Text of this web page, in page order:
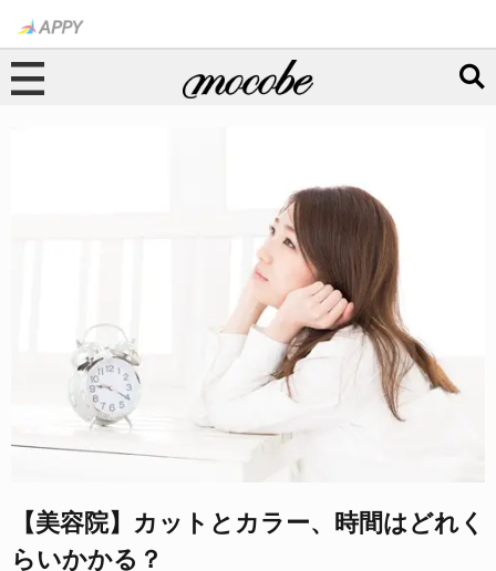
【美容院】カットとカラー、時間はどれく
らいかかる？